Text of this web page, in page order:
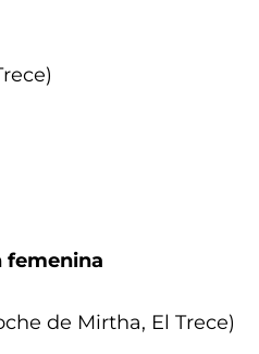
femenina
de Mirtha, El Trece)